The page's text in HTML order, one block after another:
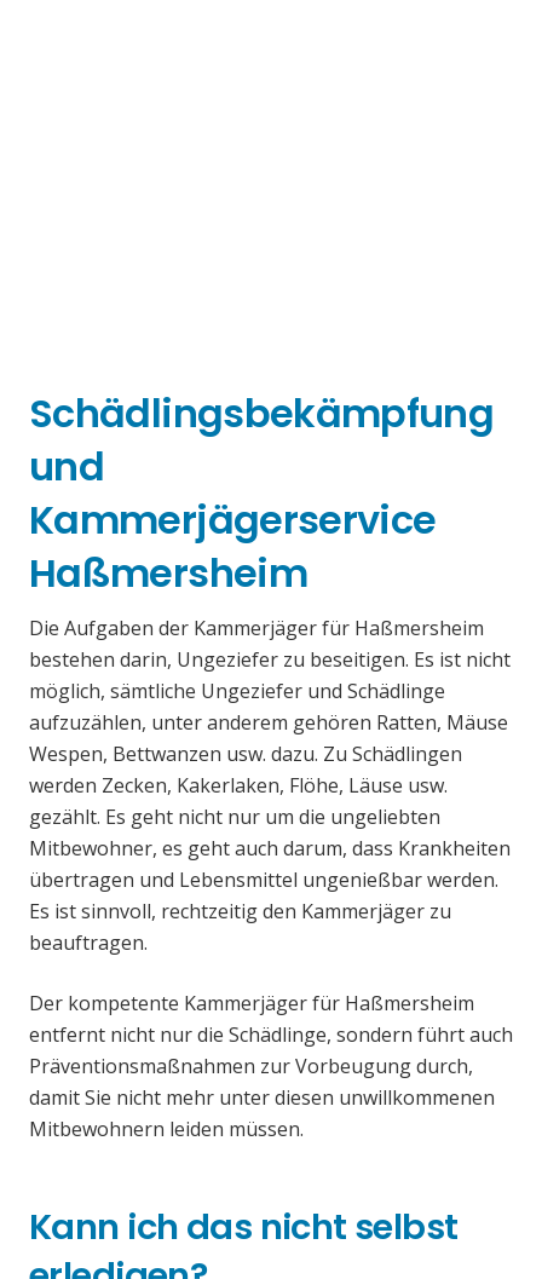
Schädlingsbekämpfung
und
Kammerjägerservice
Haßmersheim
Die Aufgaben der Kammerjäger für Haßmersheim
bestehen darin, Ungeziefer zu beseitigen. Es ist nicht
möglich, sämtliche Ungeziefer und Schädlinge
aufzuzählen, unter anderem gehören Ratten, Mäuse
Wespen, Bettwanzen usw. dazu. Zu Schädlingen
werden Zecken, Kakerlaken, Flöhe, Läuse usw.
gezählt. Es geht nicht nur um die ungeliebten
Mitbewohner, es geht auch darum, dass Krankheiten
übertragen und Lebensmittel ungenießbar werden.
Es ist sinnvoll, rechtzeitig den Kammerjäger zu
beauftragen.
Der kompetente Kammerjäger für Haßmersheim
entfernt nicht nur die Schädlinge, sondern führt auch
Präventionsmaßnahmen zur Vorbeugung durch,
damit Sie nicht mehr unter diesen unwillkommenen
Mitbewohnern leiden müssen.
Kann ich das nicht selbst